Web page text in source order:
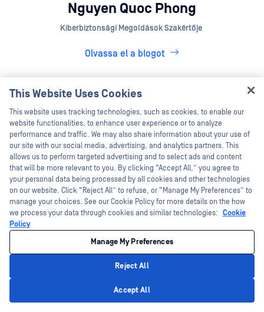
Nguyen Quoc Phong
Kiberbiztonsági Megoldások Szakértője
Olvassa el a blogot
Műszaki dokumentáció
Explore the full technical landscape of MetaDefender Optical
Diode — everything you need to understand, implement, and
optimize.
Minden Dokumentum Megtekintése
Kezdő lépések
Hogyan működik MetaDefender Optical Diode , melyek a fő
This Website Uses Cookies
This website uses tracking technologies, such as cookies, to enable our
website functionalities, to enhance user experience or to analyze
performance and traffic. We may also share information about your use of
our site with our social media, advertising, and analytics partners. This
allows us to perform targeted advertising and to select ads and content
that will be more relevant to you. By clicking “Accept All,” you agree to
your personal data being processed by all cookies and other technologies
on our website. Click “Reject All” to refuse, or “Manage My Preferences” to
manage your choices. See our Cookie Policy for more details on the how
we process your data through cookies and similar technologies: Cookie
Policy
Manage My Preferences
Reject All
Accept All
Hey there!
I'm Ozzy, your OPSWAT virtual assistant.
How can I help you secure what's critical
today?